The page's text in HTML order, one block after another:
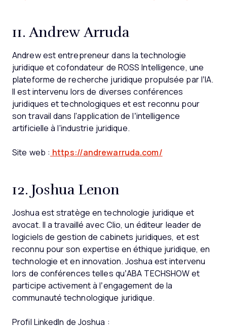
11. Andrew Arruda
Andrew est entrepreneur dans la technologie
juridique et cofondateur de ROSS Intelligence, une
plateforme de recherche juridique propulsée par l’IA.
Il est intervenu lors de diverses conférences
juridiques et technologiques et est reconnu pour
son travail dans l'application de l’intelligence
artificielle à l'industrie juridique.
Site web : https://andrewarruda.com/
12. Joshua Lenon
Joshua est stratège en technologie juridique et
avocat. Il a travaillé avec Clio, un éditeur leader de
logiciels de gestion de cabinets juridiques, et est
reconnu pour son expertise en éthique juridique, en
technologie et en innovation. Joshua est intervenu
lors de conférences telles qu’ABA TECHSHOW et
participe activement à l’engagement de la
communauté technologique juridique.
Profil LinkedIn de Joshua :